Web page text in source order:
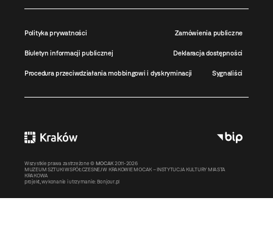
Polityka prywatności Zamówienia publiczne
Biuletyn informacji publicznej Deklaracja dostępności
Procedura przeciwdziałania mobbingowi i dyskryminacji Sygnaliści
Wszystkie prawa zastrzeżone © MOCAK 2011-2026
MUZEUM SZTUKI WSPÓŁCZESNEJ W KRAKOWIE MOCAK – INSTYTUCJA KULTURY MIASTA
KRAKOWA
projekt, wykonanie i utrzymanie: Bonjour.pl